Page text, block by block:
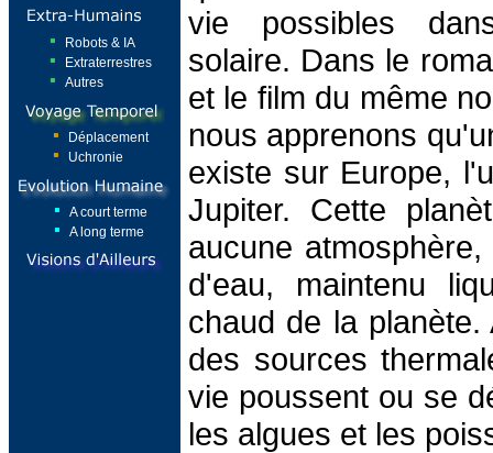
Robots & IA
Extraterrestres
Autres
Déplacement
Uchronie
A court terme
A long terme
vie possibles
solaire. Dans le
et le film du même
nous apprenons
existe sur Europe,
Jupiter. Cette
aucune
d'eau, maintenu
chaud de la planète.
des sources
vie poussent ou se
les algues et les